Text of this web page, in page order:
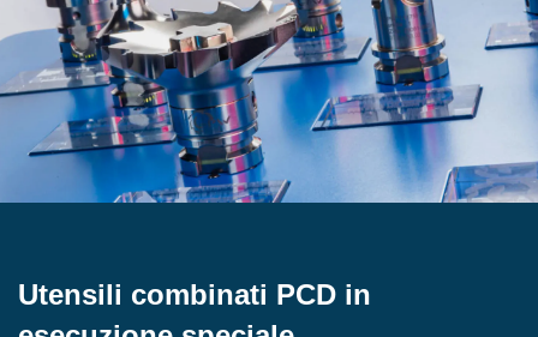
Utensili combinati PCD in